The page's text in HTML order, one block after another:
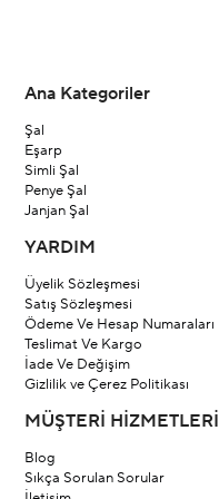
Ana Kategoriler
Şal
Eşarp
Simli Şal
Penye Şal
Janjan Şal
YARDIM
Üyelik Sözleşmesi
Satış Sözleşmesi
Ödeme Ve Hesap Numaraları
Teslimat Ve Kargo
İade Ve Değişim
Gizlilik ve Çerez Politikası
MÜŞTERİ HİZMETLERİ
Blog
Sıkça Sorulan Sorular